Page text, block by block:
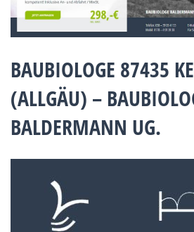
BAUBIOLOGE 87435
(ALLGÄU) –
BALDERMANN UG.